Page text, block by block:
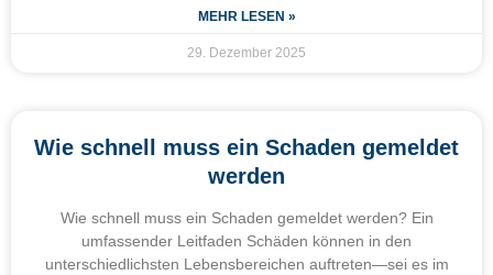
MEHR LESEN »
29. Dezember 2025
Wie schnell muss ein Schaden gemeldet
werden
Wie schnell muss ein Schaden gemeldet werden? Ein
umfassender Leitfaden Schäden können in den
unterschiedlichsten Lebensbereichen auftreten—sei es im